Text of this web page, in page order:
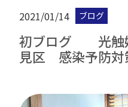
2021/01/14 ブログ
初ブログ 光
見区 感染予防対